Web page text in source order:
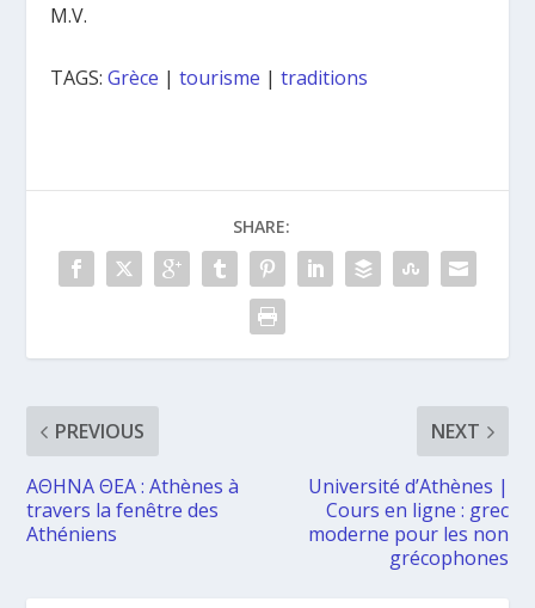
M.V.
TAGS:Grèce |tourisme |traditions
SHARE:
PREVIOUS
ΑΘΗΝΑ ΘΕΑ : Athènes à
travers la fenêtre des
Athéniens
NEXT
Université d’Athènes |
Cours en ligne : grec
moderne pour les non
grécophones